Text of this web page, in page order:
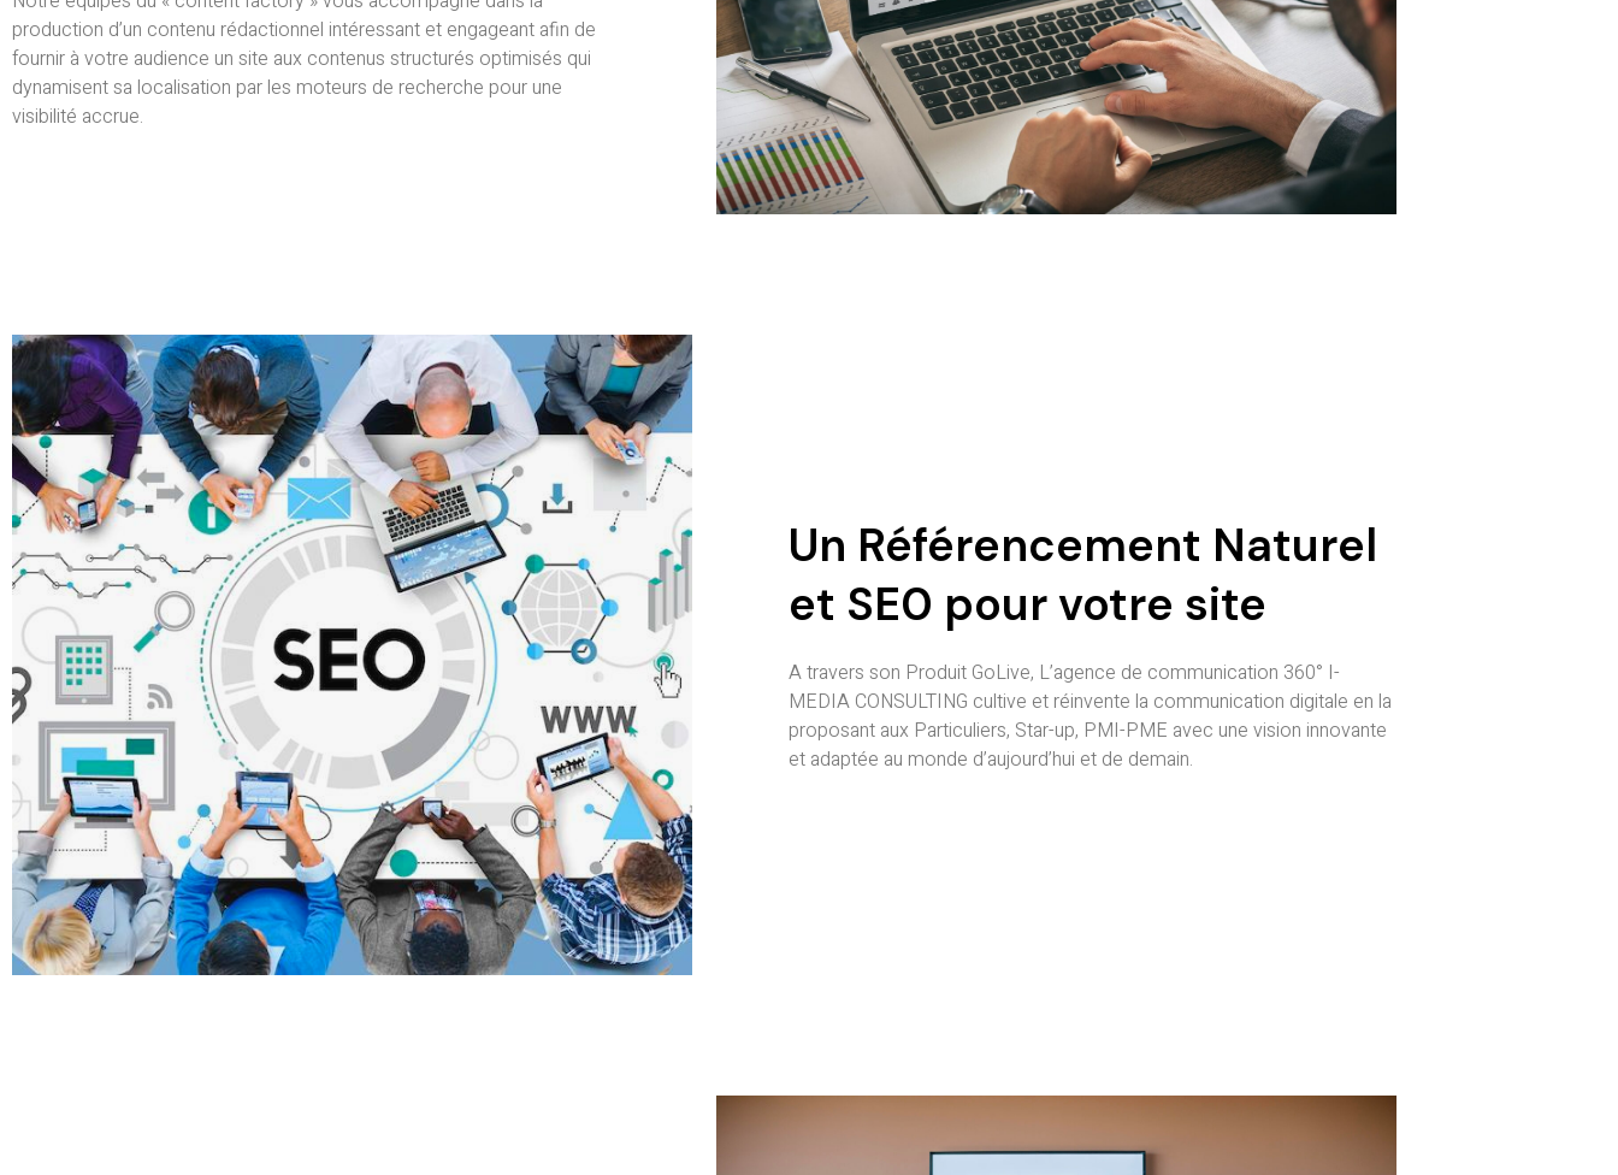
production d’un contenu rédactionnel intéressant et engageant afin de
fournir à votre audience un site aux contenus structurés optimisés qui
dynamisent sa localisation par les moteurs de recherche pour une
visibilité accrue.
Un Référencement Naturel
et SE0 pour votre site
A travers son Produit GoLive, L’agence de communication 360° I-
MEDIA CONSULTING cultive et réinvente la communication digitale en la
proposant aux Particuliers, Star-up, PMI-PME avec une vision innovante
et adaptée au monde d’aujourd’hui et de demain.